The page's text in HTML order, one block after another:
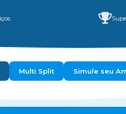
Multi Split Simule seu